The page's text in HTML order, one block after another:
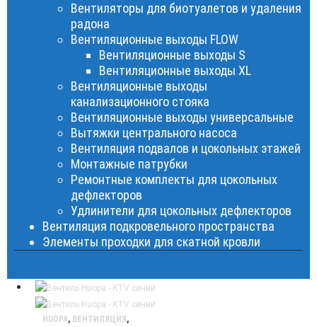
Вентиляторы для биотуалетов и удаления
радона
Вентиляционные выходы FLOW
Вентиляционные выходы S
Вентиляционные выходы XL
Вентиляционные выходы
канализационного стояка
Вентиляционные выходы универсальные
Вытяжки центрального насоса
Вентиляция подвалов и цокольных этажей
Монтажные патрубки
Ремонтные комплекты для цокольных
дефлекторов
Удлинители для цокольных дефлекторов
Вентиляция подкровельного пространства
Элементы проходки для скатной кровли
HUOPA, ВЕНТИЛЯЦИЯ,